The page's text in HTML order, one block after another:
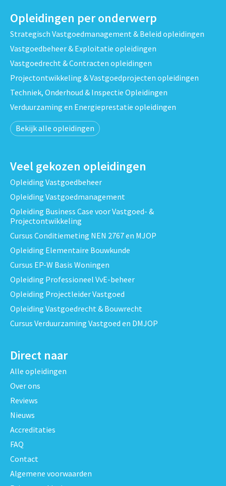
Opleidingen per onderwerp
Strategisch Vastgoedmanagement & Beleid opleidingen
Vastgoedbeheer & Exploitatie opleidingen
Vastgoedrecht & Contracten opleidingen
Projectontwikkeling & Vastgoedprojecten opleidingen
Techniek, Onderhoud & Inspectie Opleidingen
Verduurzaming en Energieprestatie opleidingen
Bekijk alle opleidingen
Veel gekozen opleidingen
Opleiding Vastgoedbeheer
Opleiding Vastgoedmanagement
Opleiding Business Case voor Vastgoed- &
Projectontwikkeling
Cursus Conditiemeting NEN 2767 en MJOP
Opleiding Elementaire Bouwkunde
Cursus EP-W Basis Woningen
Opleiding Professioneel VvE-beheer
Opleiding Projectleider Vastgoed
Opleiding Vastgoedrecht & Bouwrecht
Cursus Verduurzaming Vastgoed en DMJOP
Direct naar
Alle opleidingen
Over ons
Reviews
Nieuws
Accreditaties
FAQ
Contact
Algemene voorwaarden